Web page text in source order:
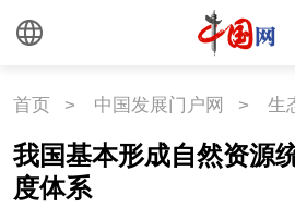
旅游
悦读 民藏
中国瓷
首页 > 中国发展门户网 > 生
我国基本形成自然资源
度体系